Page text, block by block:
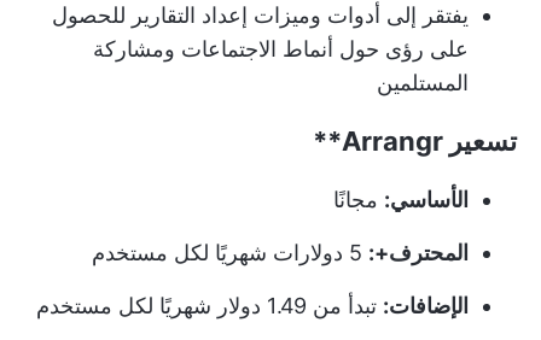
يفتقر إلى أدوات وميزات إعداد التقارير للحصول
على رؤى حول أنماط الاجتماعات ومشاركة
المستلمين
تسعير Arrangr**
الأساسي: مجانًا
المحترف+:
الإضافات: تبدأ من 1.49 دولار شهريًا لكل مستخدم